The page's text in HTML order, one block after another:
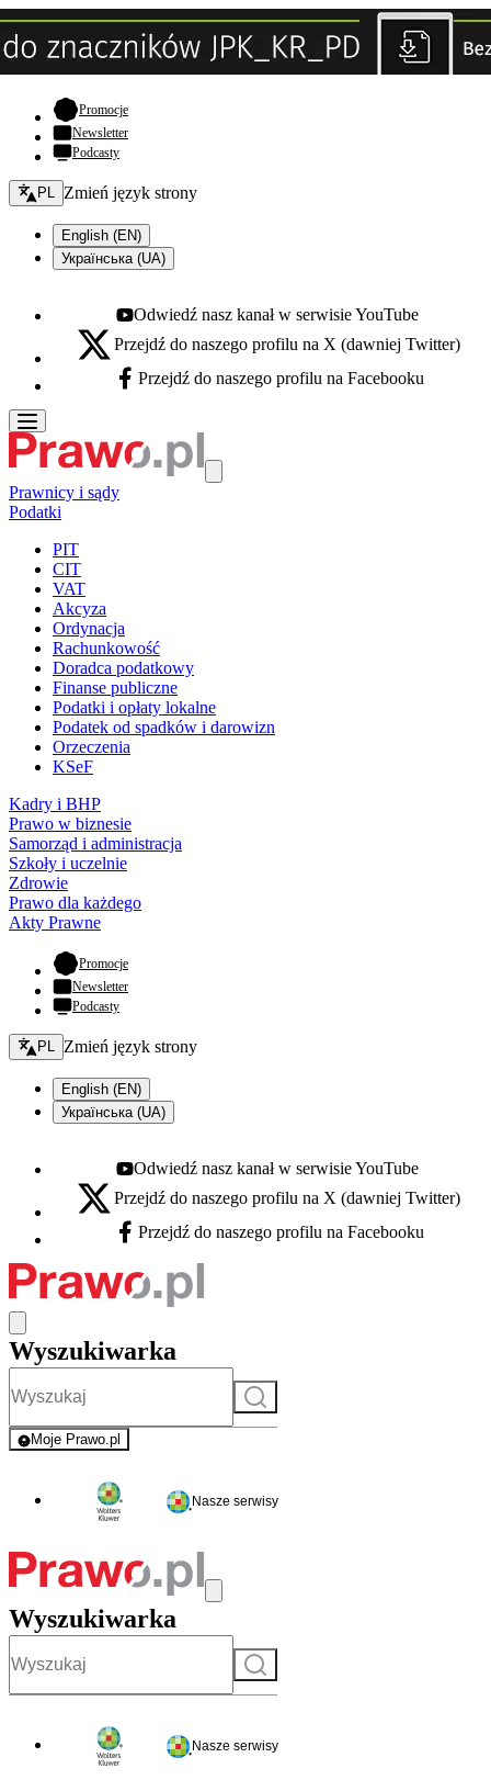
Promocje- otwiera się w nowej karcie
Newsletter
Podcasty
Zmień język - bieżący:
PL Zmień język strony
English (EN)
Українська (UA)
Youtube - otwiera się w nowej karcie
Odwiedź nasz kanał w serwisie YouTube
X - otwiera się w nowej karcie
Przejdź do naszego profilu na X (dawniej Twitter)
Facebook - otwiera się w nowej karcie
Przejdź do naszego profilu na Facebooku
Prawnicy i sądy
Podatki
PIT
CIT
VAT
Akcyza
Ordynacja
Rachunkowość
Doradca podatkowy
Finanse publiczne
Podatki i opłaty lokalne
Podatek od spadków i darowizn
Orzeczenia
KSeF
Kadry i BHP
Prawo w biznesie
Samorząd i administracja
Szkoły i uczelnie
Zdrowie
Prawo dla każdego
Akty Prawne
Promocje- otwiera się w nowej karcie
Newsletter
Podcasty
Zmień język - bieżący:
PL Zmień język strony
English (EN)
Українська (UA)
Youtube - otwiera się w nowej karcie
Odwiedź nasz kanał w serwisie YouTube
X - otwiera się w nowej karcie
Przejdź do naszego profilu na X (dawniej Twitter)
Facebook - otwiera się w nowej karcie
Przejdź do naszego profilu na Facebooku
Wyszukiwarka
Szukaj
Moje Prawo.pl
- rejestracja i logowanie do serwisu
Nasze serwisy
Wyszukiwarka
Szukaj
Nasze serwisy